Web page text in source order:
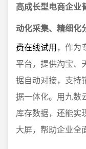
高成长型电商企业
动化采集、精细化
费在线试用，作为
平台，提供淘宝、
据自动对接，支持
据一体化。用九数
库存数据，还能实
大屏，帮助企业全